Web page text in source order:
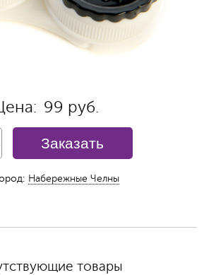
99 руб.
Заказать
Набережные Челны
товары